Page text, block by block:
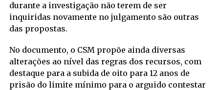
durante a investigação não terem de ser
inquiridas novamente no julgamento são outras
das propostas.
No documento, o CSM propõe ainda diversas
alterações ao nível das regras dos recursos, com
destaque para a subida de oito para 12 anos de
prisão do limite mínimo para o arguido contestar